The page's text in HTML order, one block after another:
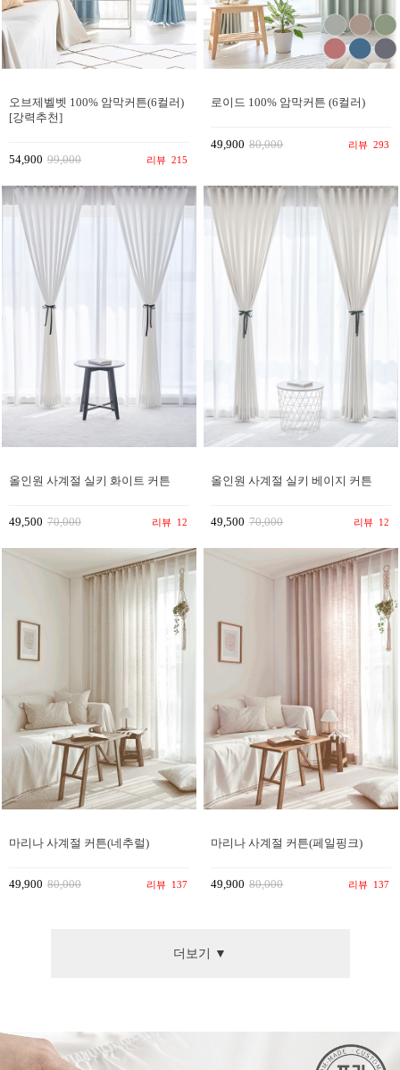
오브제벨벳 100% 암막커튼(6컬러)
[강력추천]
54,900 99,000 리뷰 215
로이드 100% 암막커튼 (6컬러)
49,900 80,000 리뷰 293
올인원 사계절 실키 화이트 커튼
49,500 70,000 리뷰 12
올인원 사계절 실키 베이지 커튼
49,500 70,000 리뷰 12
마리나 사계절 커튼(네추럴)
49,900 80,000 리뷰 137
마리나 사계절 커튼(페일핑크)
49,900 80,000 리뷰 137
더보기 ▼